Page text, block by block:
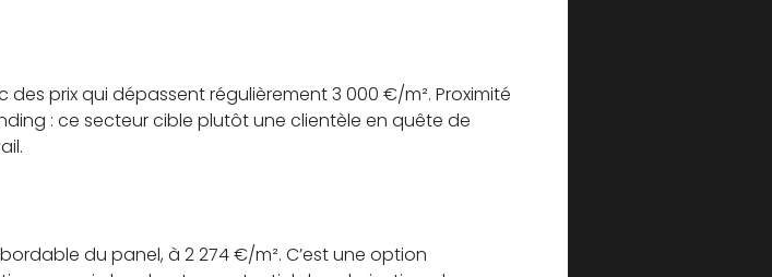
prix qui dépassent régulièrement 3 000 €/m². Proximité
: ce secteur cible plutôt une clientèle en quête de
du panel, à 2 274 €/m². C’est une option